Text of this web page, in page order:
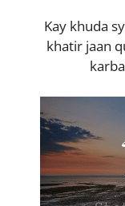
Kay khuda
khatir jaan